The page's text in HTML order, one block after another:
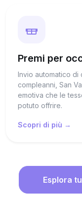
Premi per
Invio automatico
compleanni, San
emotiva che le
potuto offrire.
Scopri di più →
Esplora